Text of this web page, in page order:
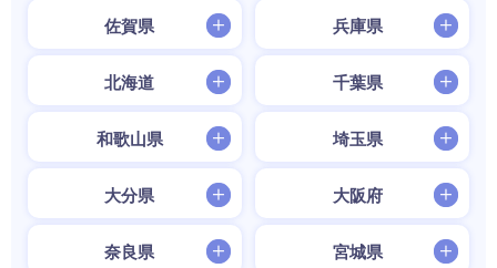
佐賀県 兵庫県
北海道 千葉県
和歌山県 埼玉県
大分県 大阪府
奈良県 宮城県